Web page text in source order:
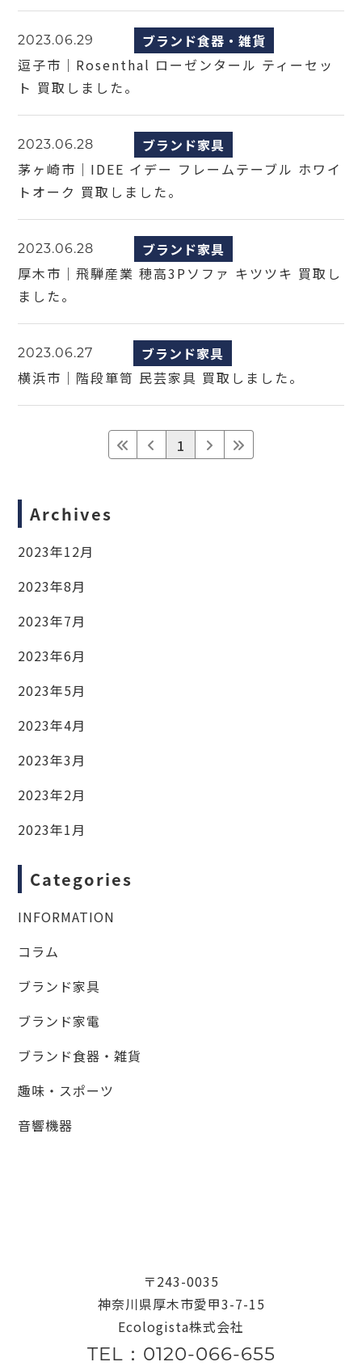
2023.06.29
ブランド食器・雑貨
逗子市｜Rosenthal ローゼンタール ティーセッ
ト 買取しました。
2023.06.28
ブランド家具
茅ヶ崎市｜IDEE イデー フレームテーブル ホワイ
トオーク 買取しました。
2023.06.28
ブランド家具
厚木市｜飛騨産業 穂高3Pソファ キツツキ 買取し
ました。
2023.06.27
ブランド家具
横浜市｜階段箪笥 民芸家具 買取しました。
1
Archives
2023年12月
2023年8月
2023年7月
2023年6月
2023年5月
2023年4月
2023年3月
2023年2月
2023年1月
Categories
INFORMATION
コラム
ブランド家具
ブランド家電
ブランド食器・雑貨
趣味・スポーツ
音響機器
〒243-0035
神奈川県厚木市愛甲3-7-15
Ecologista株式会社
TEL：0120-066-655